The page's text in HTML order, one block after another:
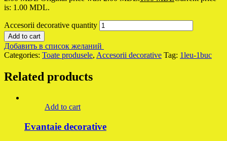
is: 1.00 MDL.
Accesorii decorative quantity
Add to cart
Добавить в список желаний
Categories: Toate produsele, Accesorii decorative Tag: 1leu-1buc
Related products
Add to cart
Evantaie decorative